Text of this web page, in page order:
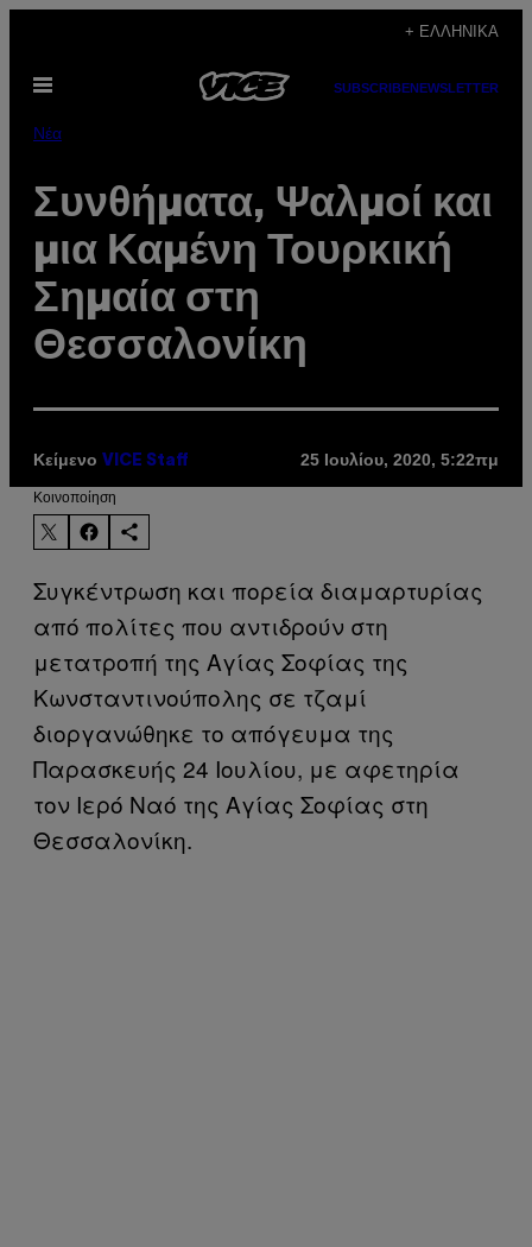
περιεχόμενο
+ ΕΛΛΗΝΙΚΆ
Ανοίξτε
SUBSCRIBENEWSLETTER
Νέα
Συνθήματα, Ψαλμοί και
μια Καμένη Τουρκική
Σημαία στη
Θεσσαλονίκη
Κείμενο VICE Staff 25 Ιουλίου, 2020, 5:22πμ
Kοινοποίηση
Συγκέντρωση και πορεία διαμαρτυρίας
από πολίτες που αντιδρούν στη
μετατροπή της Αγίας Σοφίας της
Κωνσταντινούπολης σε τζαμί
διοργανώθηκε το απόγευμα της
Παρασκευής 24 Ιουλίου, με αφετηρία
τον Ιερό Ναό της Αγίας Σοφίας στη
Θεσσαλονίκη.